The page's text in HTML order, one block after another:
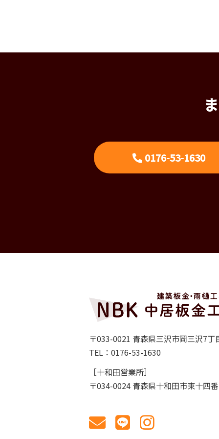
0176-53-1630
〒033-0021 青森県三沢市岡三沢7丁
［十和田営業所］
〒034-0024 青森県十和田市東十四
TEL：0176-53-1630